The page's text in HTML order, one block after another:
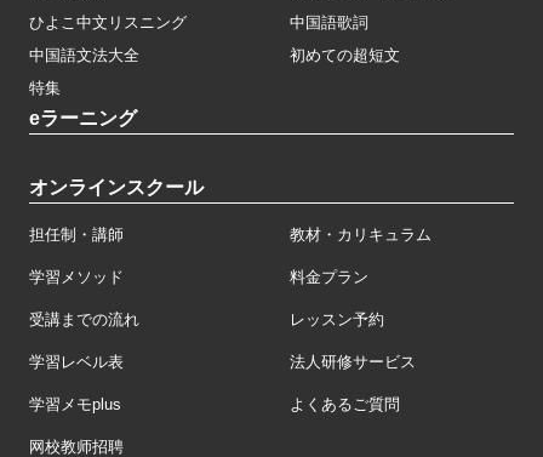
ひよこ中文リスニング
中国語歌詞
中国語文法大全
初めての超短文
特集
eラーニング
オンラインスクール
担任制・講師 教材・カリキュラム
学習メソッド 料金プラン
受講までの流れ レッスン予約
学習レベル表 法人研修サービス
学習メモplus よくあるご質問
网校教师招聘